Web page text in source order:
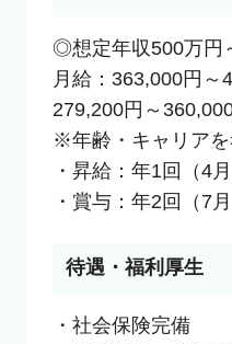
◎想定年収500万円
月給：363,000円～
279,200円～
※年齢・キャリアを
・昇給：年1回（4月
・賞与：年2回（7月
待遇・福利厚生
・社会保険完備